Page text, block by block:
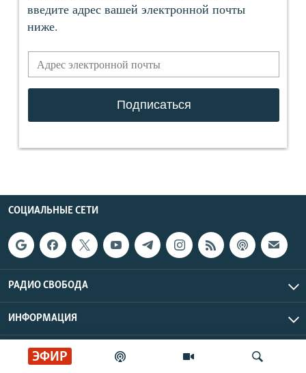
ЭФИР
СОЦИАЛЬНЫЕ СЕТИ
РАДИО СВОБОДА
ИНФОРМАЦИЯ
Радио Свобода © 2026 RFE/RL, Inc. | Все права защищены.